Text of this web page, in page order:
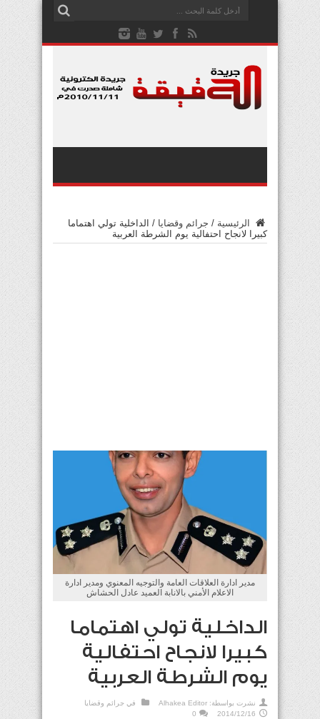
الرئيسية / جرائم وقضايا / الداخلية تولي اهتماما
كبيرا لانجاح احتفالية يوم الشرطة العربية
مدير ادارة العلاقات العامة والتوجيه المعنوي ومدير ادارة
الاعلام الأمني بالانابة العميد عادل الحشاش
الداخلية تولي اهتماما
كبيرا لانجاح احتفالية
يوم الشرطة العربية
نشرت بواسطة: Alhakea Editor في جرائم وقضايا
2014/12/16
0